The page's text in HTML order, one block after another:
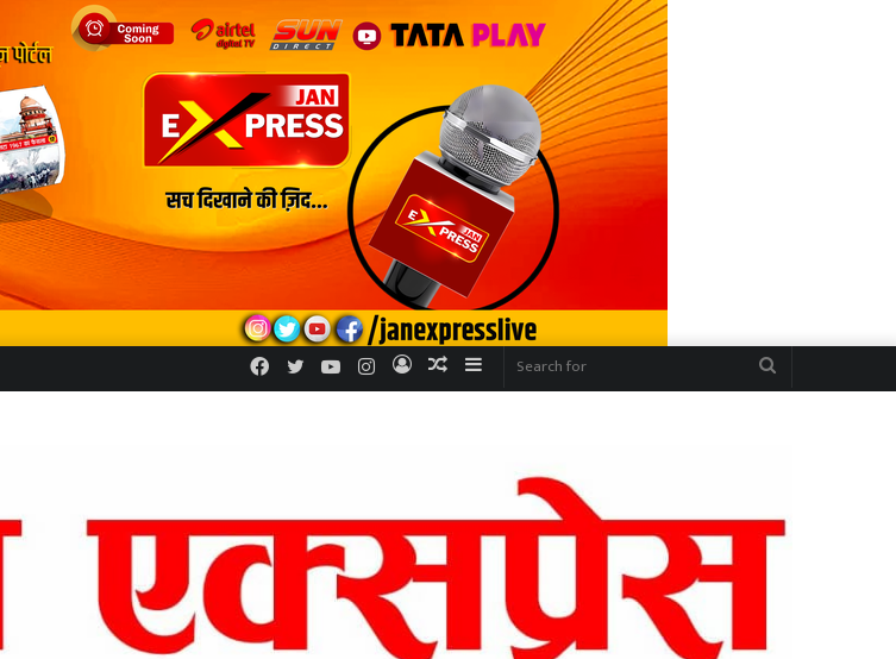
Sidebar
Random
Log
Instagram
YouTube
Twitter
Facebook